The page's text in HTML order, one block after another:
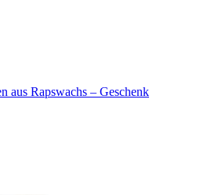
aus Rapswachs – Geschenk